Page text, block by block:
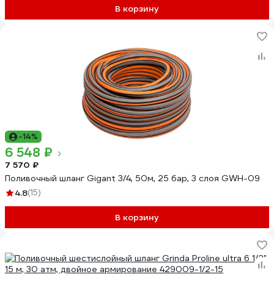
В корзину
-14%
6 548 ₽
7 570 ₽
Поливочный шланг Gigant 3/4, 50м, 25 бар, 3 слоя GWH-09
4.8(15)
В корзину